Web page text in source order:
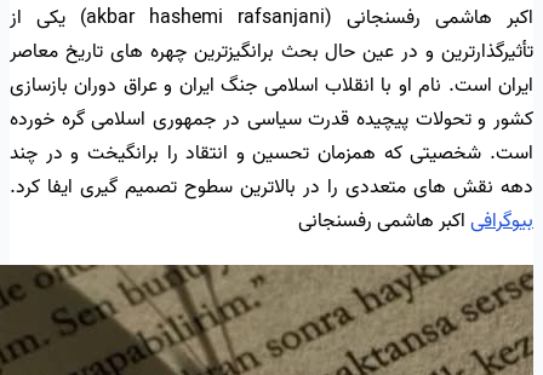
اکبر هاشمی رفسنجانی (akbar hashemi rafsanjani) یکی از
تأثیرگذارترین و در عین حال بحث برانگیزترین چهره های تاریخ معاصر
ایران است. نام او با انقلاب اسلامی جنگ ایران و عراق دوران بازسازی
کشور و تحولات پیچیده قدرت سیاسی در جمهوری اسلامی گره خورده
است. شخصیتی که همزمان تحسین و انتقاد را برانگیخت و در چند
دهه نقش های متعددی را در بالاترین سطوح تصمیم گیری ایفا کرد.
بیوگرافیاکبر هاشمی رفسنجانی